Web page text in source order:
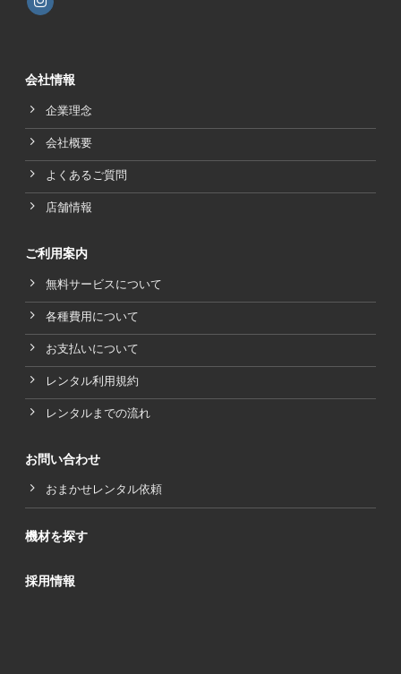
会社情報
企業理念
会社概要
よくあるご質問
店舗情報
ご利用案内
無料サービスについて
各種費用について
お支払いについて
レンタル利用規約
レンタルまでの流れ
お問い合わせ
おまかせレンタル依頼
機材を探す
採用情報